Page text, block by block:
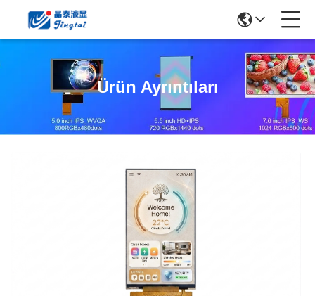
Ürün Ayrıntıları